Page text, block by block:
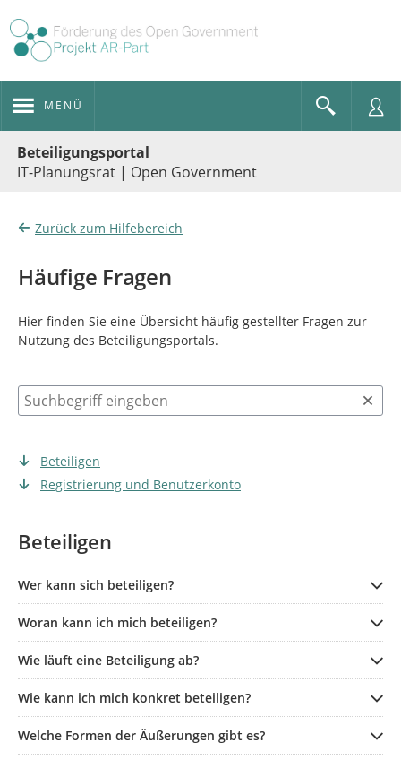
MENÜ
Beteiligungsportal
IT-Planungsrat | Open Government
Zurück zum Hilfebereich
Häufige Fragen
Hier finden Sie eine Übersicht häufig gestellter Fragen zur
Nutzung des Beteiligungsportals.
Suchbegriff eingeben
Beteiligen
Registrierung und Benutzerkonto
Beteiligen
Wer kann sich beteiligen?
Woran kann ich mich beteiligen?
Wie läuft eine Beteiligung ab?
Wie kann ich mich konkret beteiligen?
Welche Formen der Äußerungen gibt es?